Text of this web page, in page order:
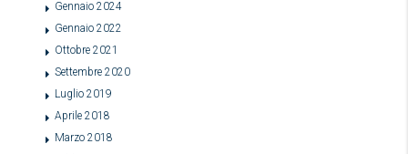
Gennaio 2024
Gennaio 2022
Ottobre 2021
Settembre 2020
Luglio 2019
Aprile 2018
Marzo 2018